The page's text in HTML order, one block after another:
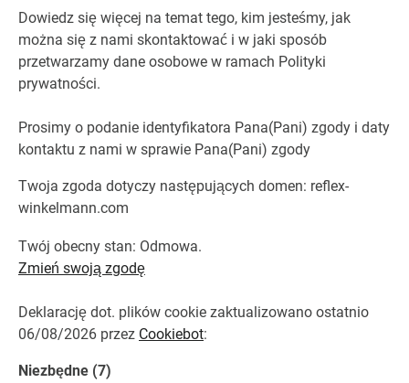
Dowiedz się więcej na temat tego, kim jesteśmy, jak
można się z nami skontaktować i w jaki sposób
przetwarzamy dane osobowe w ramach Polityki
prywatności.
Prosimy o podanie identyfikatora Pana(Pani) zgody i daty
kontaktu z nami w sprawie Pana(Pani) zgody
Twoja zgoda dotyczy następujących domen: reflex-
winkelmann.com
Twój obecny stan: Odmowa.
Zmień swoją zgodę
Deklarację dot. plików cookie zaktualizowano ostatnio
06/08/2026 przez Cookiebot:
Niezbędne (7)